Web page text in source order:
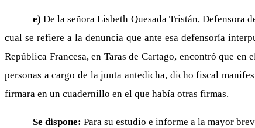
e)De la señora Lisbeth Quesada Tristán, Defensora
cual se refiere a la denuncia que ante esa defensoría
República Francesa, en Taras de Cartago, encontró que
personas a cargo de la junta antedicha, dicho fiscal
firmara en un cuadernillo en el que había otras firmas.
Se dispone: Para su estudio e informe a la mayor